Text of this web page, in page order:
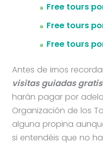
Free tours
Free tours
Free tours
Antes de irnos
visitas guiadas
harán pagar por
Organización de los
alguna propina
si entendéis que no